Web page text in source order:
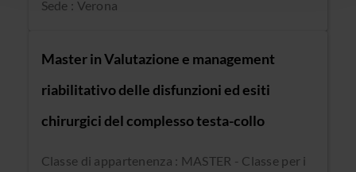
raccolto dal tuo utilizzo dei loro servizi.
Sede : Verona
Master in Valutazione e management
riabilitativo delle disfunzioni ed esiti
chirurgici del complesso testa-collo
Classe di appartenenza : MASTER - Classe per i